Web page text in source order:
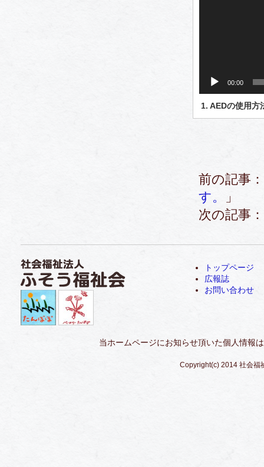
00:00
1. AEDの使用方
前の記事
す。
」
次の記事
トップページ
広報誌
お問い合わせ
当ホームページにお知らせ頂いた個人情報
Copyright(c) 2014 社会